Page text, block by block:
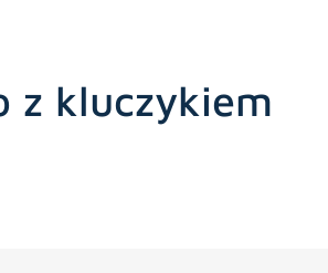
z kluczykiem